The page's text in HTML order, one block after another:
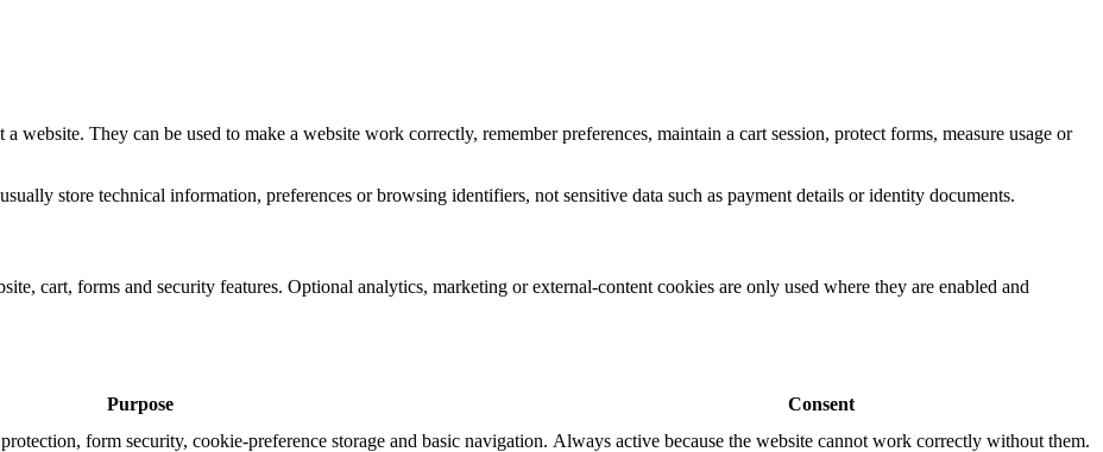
They can be used to make a website work correctly, remember preferences, maintain a cart session, protect forms, measure usage or
store technical information, preferences or browsing identifiers, not sensitive data such as payment details or identity documents.
cart, forms and security features. Optional analytics, marketing or external-content cookies are only used where they are enabled and
Purpose
Consent
form security, cookie-preference storage and basic navigation. Always active because the website cannot work correctly without them.